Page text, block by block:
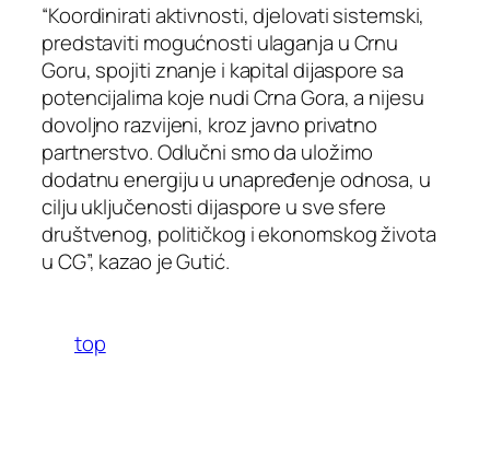
“Koordinirati aktivnosti, djelovati sistemski,
predstaviti mogućnosti ulaganja u Crnu
Goru, spojiti znanje i kapital dijaspore sa
potencijalima koje nudi Crna Gora, a nijesu
dovoljno razvijeni, kroz javno privatno
partnerstvo. Odlučni smo da uložimo
dodatnu energiju u unapređenje odnosa, u
cilju uključenosti dijaspore u sve sfere
društvenog, političkog i ekonomskog života
u CG”, kazao je Gutić.
top